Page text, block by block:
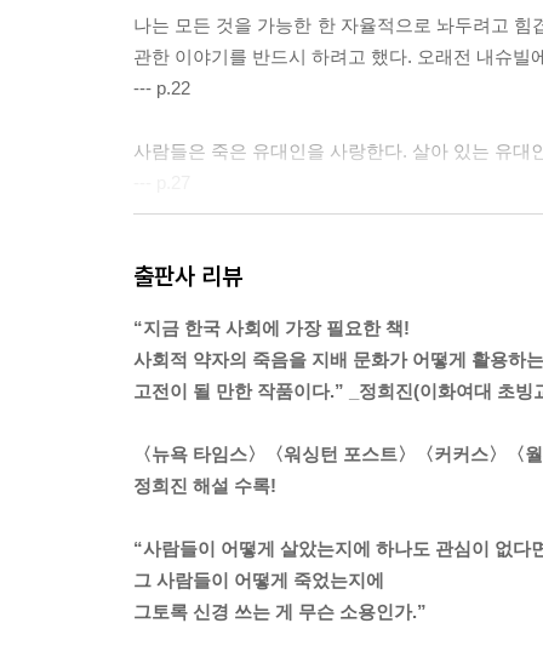
나는 모든 것을 가능한 한 자율적으로 놔두려고
관한 이야기를 반드시 하려고 했다. 오래전 내슈
--- p.22
사람들은 죽은 유대인을 사랑한다. 살아 있는 유대
--- p.43
최근 몇 년간 미국계 유대인들에게 가해져 죽음
때문만이 아니라, 그 공격들이 수 세대에 걸쳐 미
의 삶을 침해한 적 없는 곳이라는 이야기와 모순
--- p.169
대한 책무 없이는 의미가 없다. 시민으로서 대화
일에 대한 헌신 없이는. 자유의 시작이란 곧 책임의
--- p.177
출판사 리뷰
“지금 한국 사회에 가장 필요한 책!
사회적 약자의 죽음을 지배 문화가 어떻게 활용하
고전이 될 만한 작품이다.” _정희진(이화여대 초빙
〈뉴욕 타임스〉〈워싱턴 포스트〉〈커커스〉〈
정희진 해설 수록!
“사람들이 어떻게 살았는지에 하나도 관심이 없다
그 사람들이 어떻게 죽었는지에
그토록 신경 쓰는 게 무슨 소용인가.”